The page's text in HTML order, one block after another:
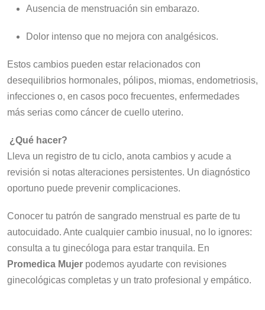
Ausencia de menstruación sin embarazo.
Dolor intenso que no mejora con analgésicos.
Estos cambios pueden estar relacionados con
desequilibrios hormonales, pólipos, miomas, endometriosis,
infecciones o, en casos poco frecuentes, enfermedades
más serias como cáncer de cuello uterino.
¿Qué hacer?
Lleva un registro de tu ciclo, anota cambios y acude a
revisión si notas alteraciones persistentes. Un diagnóstico
oportuno puede prevenir complicaciones.
Conocer tu patrón de sangrado menstrual es parte de tu
autocuidado. Ante cualquier cambio inusual, no lo ignores:
consulta a tu ginecóloga para estar tranquila. En
Promedica Mujer podemos ayudarte con revisiones
ginecológicas completas y un trato profesional y empático.